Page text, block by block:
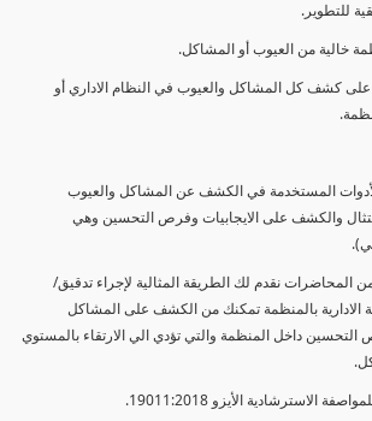
للتطوير.
خالية من العيوب أو المشاكل.
كشف كل المشاكل والعيوب في النظام الاداري أو
المستخدمة في الكشف عن المشاكل والعيوب
والكشف على الايجابيات وفرص التحسين وهي
نقدم لك الطريقة المثالية لإجراء تدقيق/
الادارية بالمنظمة تمكنك من الكشف على المشاكل
التحسين داخل المنظمة والتي تؤدي الي الارتقاء بالمستوي
الأيزو 19011:2018.